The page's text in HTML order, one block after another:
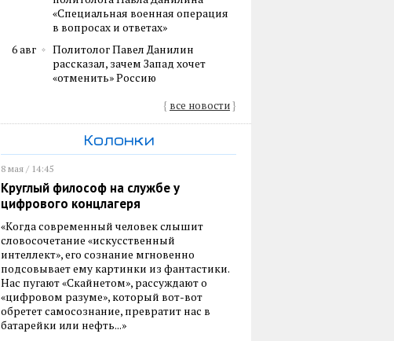
«Специальная военная операция
в вопросах и ответах»
6 авг
Политолог Павел Данилин
рассказал, зачем Запад хочет
«отменить» Россию
{ все новости}
Колонки
8 мая / 14:45
Круглый философ на службе у
цифрового концлагеря
«Когда современный человек слышит
словосочетание «искусственный
интеллект», его сознание мгновенно
подсовывает ему картинки из фантастики.
Нас пугают «Скайнетом», рассуждают о
«цифровом разуме», который вот-вот
обретет самосознание, превратит нас в
батарейки или нефть...»